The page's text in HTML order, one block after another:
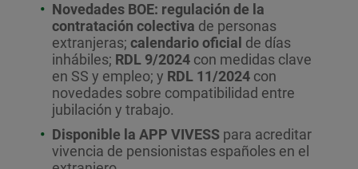
Novedades BOE: regulación de la
contratación colectiva de personas
extranjeras; calendariooficial de días
inhábiles; RDL 9/2024 con medidas clave
en SS y empleo; y RDL 11/2024 con
novedades sobre compatibilidad entre
jubilación y trabajo.
Disponible la APP VIVESS para acreditar
vivencia de pensionistas españoles en el